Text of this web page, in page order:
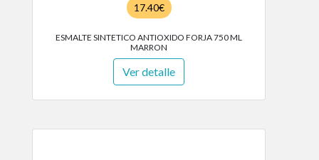
17.40€
ESMALTE SINTETICO ANTIOXIDO FORJA 750 ML
MARRON
Ver detalle